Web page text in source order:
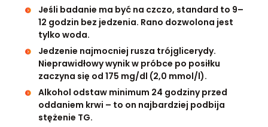
Jeśli badanie ma być na czczo, standard to 9–
12 godzin bez jedzenia. Rano dozwolona jest
tylko woda.
Jedzenie najmocniej rusza trójglicerydy.
Nieprawidłowy wynik w próbce po posiłku
zaczyna się od 175 mg/dl (2,0 mmol/l).
Alkohol odstaw minimum 24 godziny przed
oddaniem krwi – to on najbardziej podbija
stężenie TG.